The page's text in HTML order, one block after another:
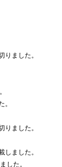
りました。
。
りました。
しました。
した。